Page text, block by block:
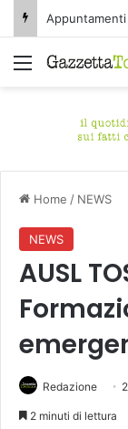
Appuntamenti
Menu
Home / NEWS
NEWS
AUSL
Redazione
2 minuti di lettura